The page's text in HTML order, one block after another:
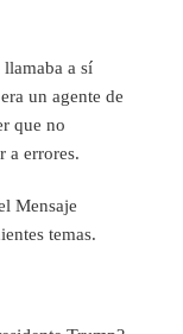
a sí
un agente de
que no
a errores.
Mensaje
temas.